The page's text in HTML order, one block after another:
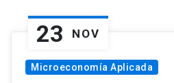
23 NOV
Microeconomía Aplicada